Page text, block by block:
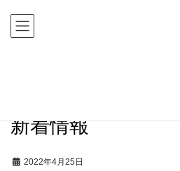
移新着情報
2022年4月25日